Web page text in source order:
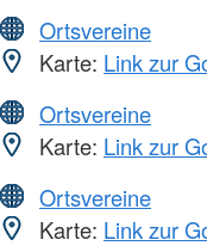
Ortsvereine
Karte: Link zur
Ortsvereine
Karte: Link zur
Ortsvereine
Karte: Link zur